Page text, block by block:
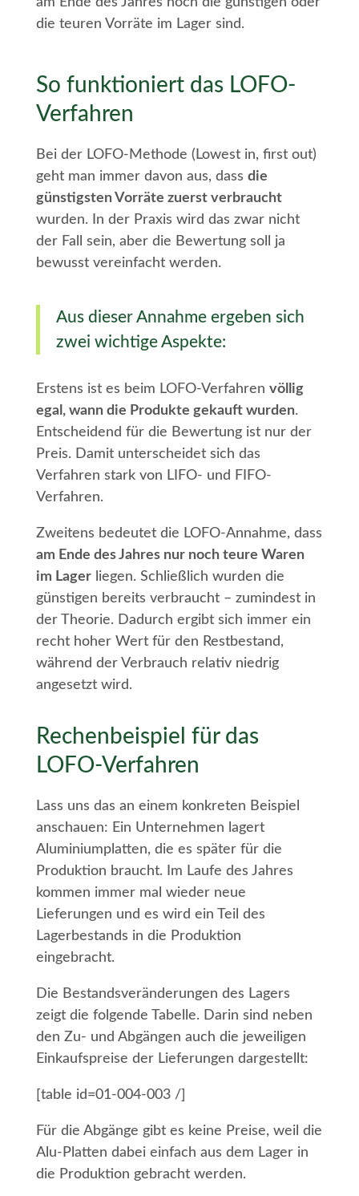
die teuren Vorräte im Lager sind.
So funktioniert das LOFO-
Verfahren
Bei der LOFO-Methode (Lowest in, first out)
geht man immer davon aus, dass die
günstigsten Vorräte zuerst verbraucht
wurden. In der Praxis wird das zwar nicht
der Fall sein, aber die Bewertung soll ja
bewusst vereinfacht werden.
Aus dieser Annahme ergeben sich
zwei wichtige Aspekte:
Erstens ist es beim LOFO-Verfahren völlig
egal, wann die Produkte gekauft wurden.
Entscheidend für die Bewertung ist nur der
Preis. Damit unterscheidet sich das
Verfahren stark von LIFO- und FIFO-
Verfahren.
Zweitens bedeutet die LOFO-Annahme, dass
am Ende des Jahres nur noch teure Waren
im Lagerliegen. Schließlich wurden die
günstigen bereits verbraucht – zumindest in
der Theorie. Dadurch ergibt sich immer ein
recht hoher Wert für den Restbestand,
während der Verbrauch relativ niedrig
angesetzt wird.
Rechenbeispiel für das
LOFO-Verfahren
Lass uns das an einem konkreten Beispiel
anschauen: Ein Unternehmen lagert
Aluminiumplatten, die es später für die
Produktion braucht. Im Laufe des Jahres
kommen immer mal wieder neue
Lieferungen und es wird ein Teil des
Lagerbestands in die Produktion
eingebracht.
Die Bestandsveränderungen des Lagers
zeigt die folgende Tabelle. Darin sind neben
den Zu- und Abgängen auch die jeweiligen
Einkaufspreise der Lieferungen dargestellt:
[table id=01-004-003 /]
Für die Abgänge gibt es keine Preise, weil die
Alu-Platten dabei einfach aus dem Lager in
die Produktion gebracht werden.